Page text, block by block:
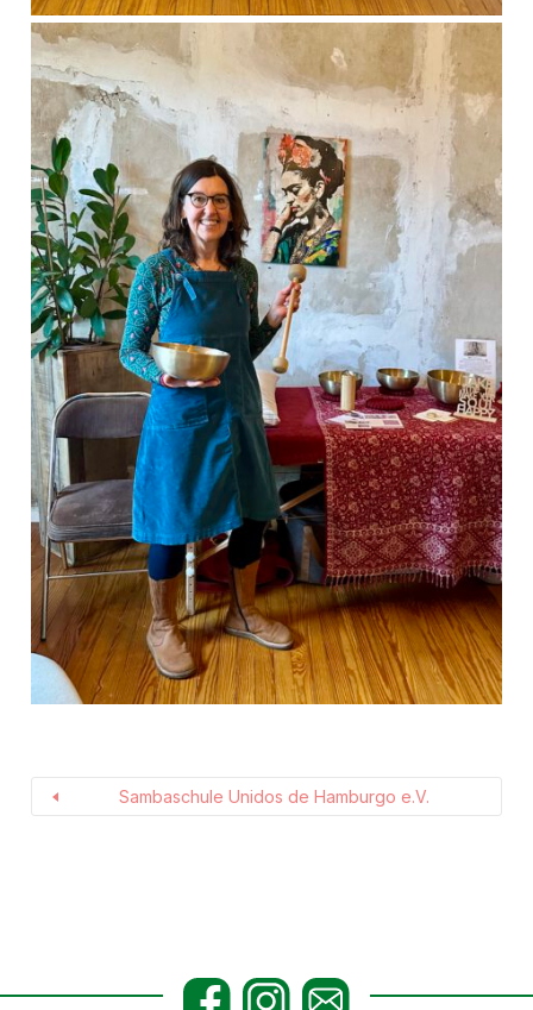
Sambaschule Unidos de Hamburgo e.V.